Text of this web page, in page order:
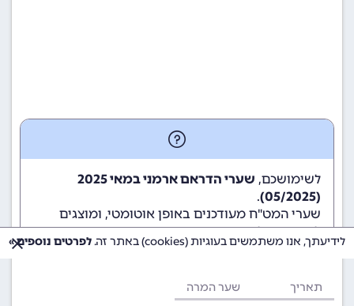
לשימושכם,
שערי הדראם ארמני במאי 2025
(05/2025)
.
שערי המט"ח מעודכנים באופן אוטומטי, ומוצגים
לשימוש גולשי ומשתמשי האתר.
תאריך שער המרה
לידיעתך, אנו משתמשים בעוגיות (cookies) באתר זה. לפרטים נוספים »